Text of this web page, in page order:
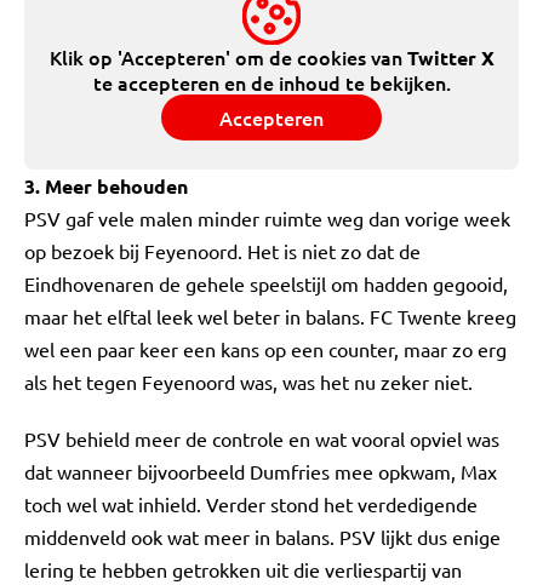
Klik op 'Accepteren' om de cookies vanTwitter X
te accepteren en de inhoud te bekijken.
Accepteren
3. Meer behouden
PSV gaf vele malen minder ruimte weg dan vorige week
op bezoek bij Feyenoord. Het is niet zo dat de
Eindhovenaren de gehele speelstijl om hadden gegooid,
maar het elftal leek wel beter in balans. FC Twente kreeg
wel een paar keer een kans op een counter, maar zo erg
als het tegen Feyenoord was, was het nu zeker niet.
PSV behield meer de controle en wat vooral opviel was
dat wanneer bijvoorbeeld Dumfries mee opkwam, Max
toch wel wat inhield. Verder stond het verdedigende
middenveld ook wat meer in balans. PSV lijkt dus enige
lering te hebben getrokken uit die verliespartij van